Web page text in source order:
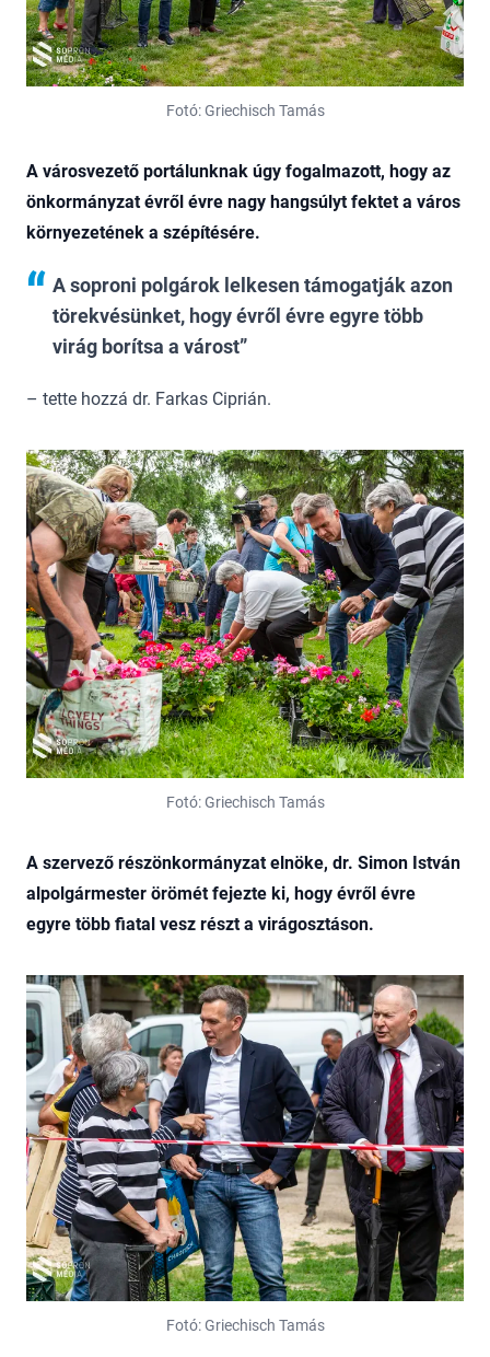
Fotó: Griechisch Tamás
A városvezető portálunknak úgy fogalmazott, hogy az
önkormányzat évről évre nagy hangsúlyt fektet a város
környezetének a szépítésére.
A soproni polgárok lelkesen támogatják azon
törekvésünket, hogy évről évre egyre több
virág borítsa a várost
– tette hozzá dr. Farkas Ciprián.
Fotó: Griechisch Tamás
A szervező részönkormányzat elnöke, dr. Simon István
alpolgármester örömét fejezte ki, hogy évről évre
egyre több fiatal vesz részt a virágosztáson.
Fotó: Griechisch Tamás